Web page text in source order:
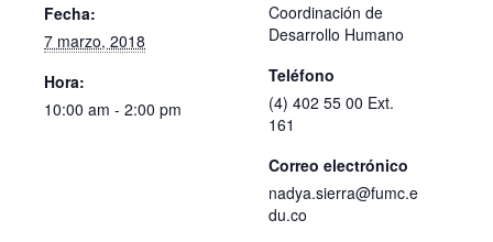
Fecha:
7 marzo, 2018
Hora:
10:00 am - 2:00 pm
Coordinación de
Desarrollo Humano
Teléfono
(4) 402 55 00 Ext.
161
Correo electrónico
nadya.sierra@fumc.e
du.co